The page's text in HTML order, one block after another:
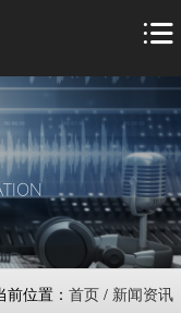
前位置： 首页 / 新闻资讯